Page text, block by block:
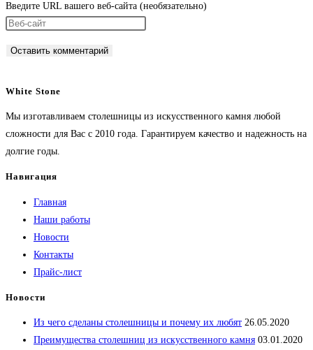
Введите URL вашего веб-сайта (необязательно)
White Stone
Мы изготавливаем столешницы из искусственного камня любой
сложности для Вас с 2010 года. Гарантируем качество и надежность на
долгие годы.
Навигация
Главная
Наши работы
Новости
Контакты
Прайс-лист
Новости
Из чего сделаны столешницы и почему их любят 26.05.2020
Преимущества столешниц из искусственного камня 03.01.2020